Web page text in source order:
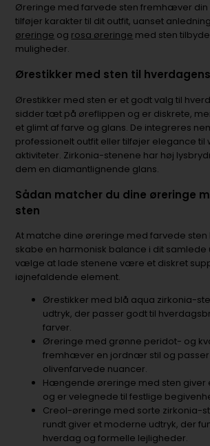
Øreringe med farvede sten fremhæver din
tilføjer karakter til dit outfit, uanset
øreringe og rosa øreringe med sten
muligheder.
Ørestikker med sten til
Ørestikker med sten er et godt valg til
sidder tæt på øreflippen og er diskrete,
et glimt af farve og glans. De integreres
professionelt outfit eller tilføjer elegance til
aktiviteter. Zirkonia-stenene har høj
dem en diamantlignende glans.
Sådan matcher du dine øreringe
sten
At matche dine øreringe med farvede
skabe en harmonisk balance i dit samlede
vælge at lade stenene være et diskret
iøjnefaldende element.
Ørestikker med blå aqua zirkonia-
udtryk, der passer godt til
farver.
Øreringe med grønne peridot- og
fremhæver en jordnær stil og passer
olivenfarvede nuancer.
Hængende øreringe med sten giver
og er velegnede til festlige
Creol-øreringe med sorte zirkonia-
rundt giver et moderne udtryk, der
hverdag og formelle lejligheder.